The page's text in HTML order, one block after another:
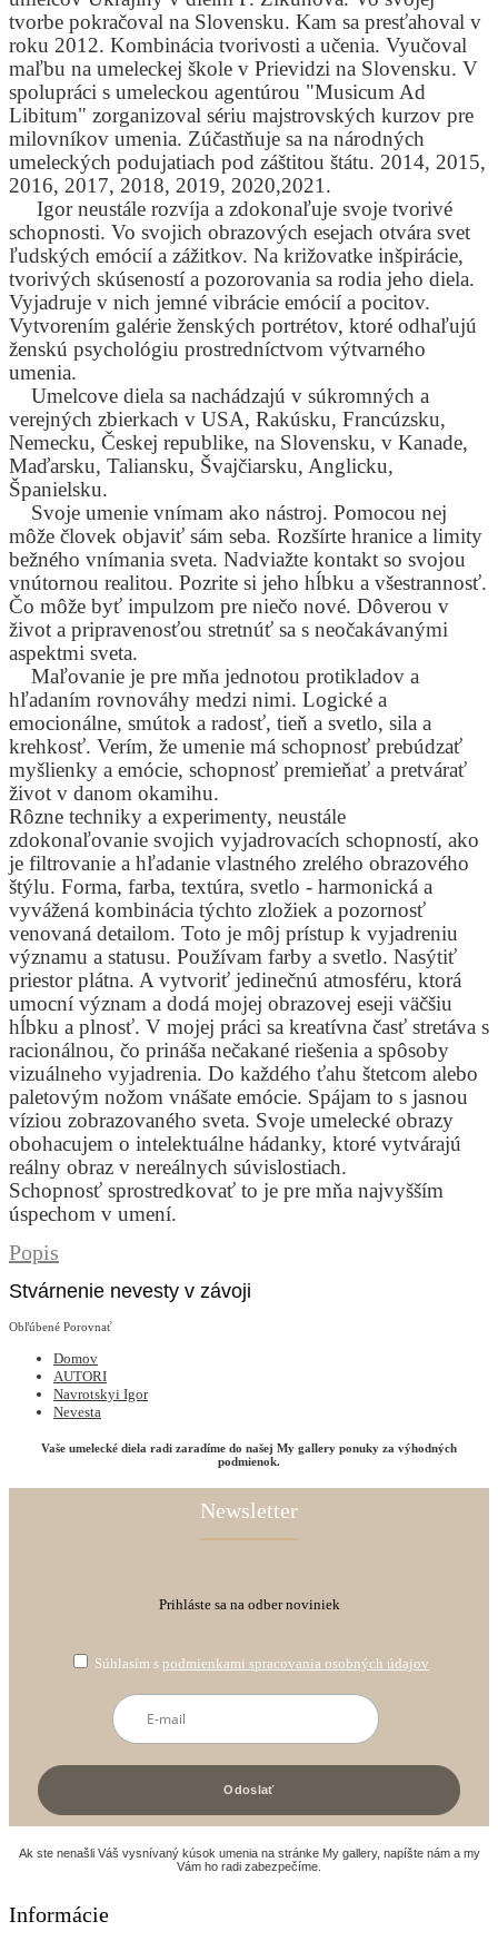
tvorbe pokračoval na Slovensku. Kam sa presťahoval v
roku 2012. Kombinácia tvorivosti a učenia. Vyučoval
maľbu na umeleckej škole v Prievidzi na Slovensku. V
spolupráci s umeleckou agentúrou "Musicum Ad
Libitum" zorganizoval sériu majstrovských kurzov pre
milovníkov umenia. Zúčastňuje sa na národných
umeleckých podujatiach pod záštitou štátu. 2014, 2015,
2016, 2017, 2018, 2019, 2020,2021.
Igor neustále rozvíja a zdokonaľuje svoje tvorivé
schopnosti. Vo svojich obrazových esejach otvára svet
ľudských emócií a zážitkov. Na križovatke inšpirácie,
tvorivých skúseností a pozorovania sa rodia jeho diela.
Vyjadruje v nich jemné vibrácie emócií a pocitov.
Vytvorením galérie ženských portrétov, ktoré odhaľujú
ženskú psychológiu prostredníctvom výtvarného
umenia.
Umelcove diela sa nachádzajú v súkromných a
verejných zbierkach v USA, Rakúsku, Francúzsku,
Nemecku, Českej republike, na Slovensku, v Kanade,
Maďarsku, Taliansku, Švajčiarsku, Anglicku,
Španielsku.
Svoje umenie vnímam ako nástroj. Pomocou nej
môže človek objaviť sám seba. Rozšírte hranice a limity
bežného vnímania sveta. Nadviažte kontakt so svojou
vnútornou realitou. Pozrite si jeho hĺbku a všestrannosť.
Čo môže byť impulzom pre niečo nové. Dôverou v
život a pripravenosťou stretnúť sa s neočakávanými
aspektmi sveta.
Maľovanie je pre mňa jednotou protikladov a
hľadaním rovnováhy medzi nimi. Logické a
emocionálne, smútok a radosť, tieň a svetlo, sila a
krehkosť. Verím, že umenie má schopnosť prebúdzať
myšlienky a emócie, schopnosť premieňať a pretvárať
život v danom okamihu.
Rôzne techniky a experimenty, neustále
zdokonaľovanie svojich vyjadrovacích schopností, ako
je filtrovanie a hľadanie vlastného zrelého obrazového
štýlu. Forma, farba, textúra, svetlo - harmonická a
vyvážená kombinácia týchto zložiek a pozornosť
venovaná detailom. Toto je môj prístup k vyjadreniu
významu a statusu. Používam farby a svetlo. Nasýtiť
priestor plátna. A vytvoriť jedinečnú atmosféru, ktorá
umocní význam a dodá mojej obrazovej eseji väčšiu
hĺbku a plnosť. V mojej práci sa kreatívna časť stretáva s
racionálnou, čo prináša nečakané riešenia a spôsoby
vizuálneho vyjadrenia. Do každého ťahu štetcom alebo
paletovým nožom vnášate emócie. Spájam to s jasnou
víziou zobrazovaného sveta. Svoje umelecké obrazy
obohacujem o intelektuálne hádanky, ktoré vytvárajú
reálny obraz v nereálnych súvislostiach.
Schopnosť sprostredkovať to je pre mňa najvyšším
úspechom v umení.
Popis
Stvárnenie nevesty v závoji
Obľúbené Porovnať
Domov
AUTORI
Navrotskyi Igor
Nevesta
Vaše umelecké diela radi zaradíme do našej My gallery ponuky za výhodných
podmienok.
Newsletter
Prihláste sa na odber noviniek
Súhlasím s podmienkami spracovania osobných údajov
Ak ste nenašli Váš vysnívaný kúsok umenia na stránke My gallery, napíšte nám a my
Vám ho radi zabezpečíme.
Informácie